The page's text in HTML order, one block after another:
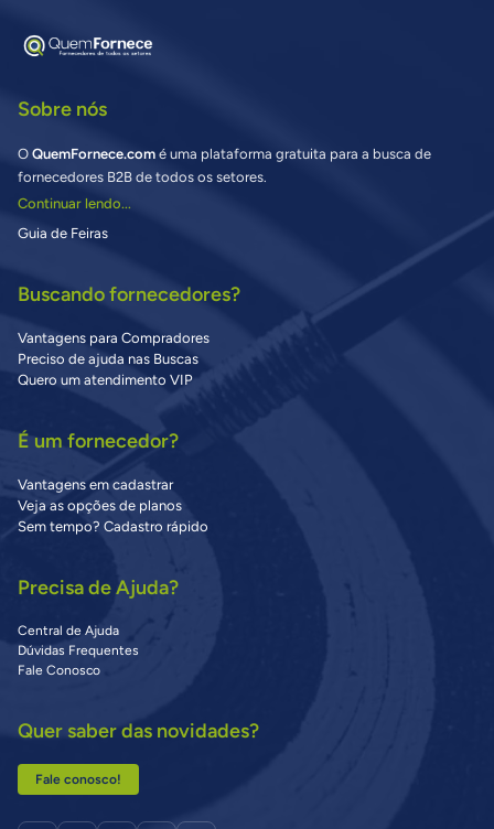
Sobre nós
O QuemFornece.com é uma plataforma gratuita para a busca de
fornecedores B2B de todos os setores.
Continuar lendo...
Guia de Feiras
Buscando fornecedores?
Vantagens para Compradores
Preciso de ajuda nas Buscas
Quero um atendimento VIP
É um fornecedor?
Vantagens em cadastrar
Veja as opções de planos
Sem tempo? Cadastro rápido
Precisa de Ajuda?
Central de Ajuda
Dúvidas Frequentes
Fale Conosco
Quer saber das novidades?
Fale conosco!